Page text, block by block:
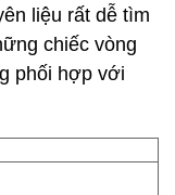
liệu rất dễ tìm
chiếc vòng
phối hợp với